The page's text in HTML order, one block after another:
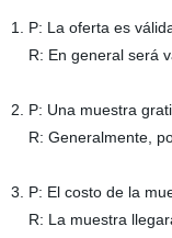
1. P: La oferta es
R: En general será
2. P: Una muestra
R: Generalmente,
3. P: El costo de la
R: La muestra